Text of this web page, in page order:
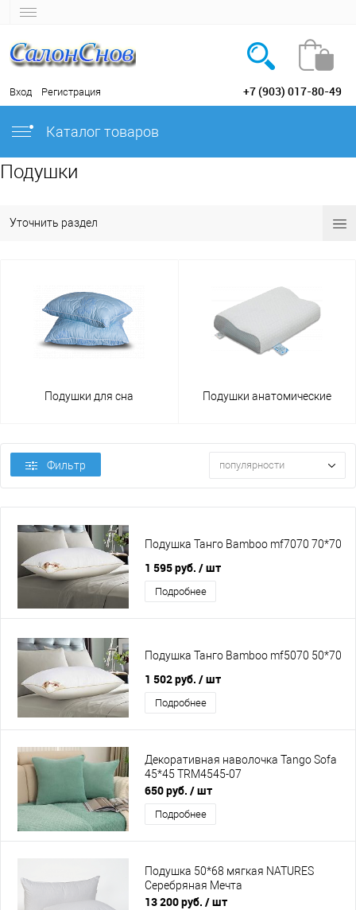
Вход Регистрация +7 (903) 017-80-49
Каталог товаров
Подушки
Уточнить раздел
Подушки для сна Подушки анатомические
Фильтр популярности
Подушка Танго Bamboo mf7070 70*70
1 595 руб. / шт
Подробнее
Подушка Танго Bamboo mf5070 50*70
1 502 руб. / шт
Подробнее
Декоративная наволочка Tango Sofa
45*45 TRM4545-07
650 руб. / шт
Подробнее
Подушка 50*68 мягкая NATURES
Серебряная Мечта
13 200 руб. / шт